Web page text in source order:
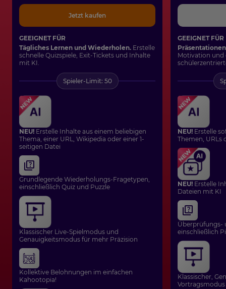
Jetzt kaufen
GEEIGNET FÜR
Tägliches Lernen und Wiederholen. Erstelle
schnelle Quizspiele, Exit-Tickets und Inhalte
mit KI.
Spieler-Limit: 50
NEU! Erstelle Inhalte aus einem beliebigen
Thema, einer URL, Wikipedia oder einer 1-
seitigen Datei
Grundlegende Wiederholungs-Fragetypen,
einschließlich Quiz und Puzzle
Klassischer Live-Spielmodus und
Genauigkeitsmodus für mehr Präzision
Kollektive Belohnungen im einfachen
Kahootopia!
GEEIGNET FÜR
Motivation und
NEU! Erstelle
Themen, URLs
NEU! Erstelle
Dateien mit KI
Überprüfungs-
einschließlich
Klassischer,